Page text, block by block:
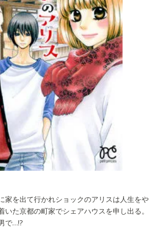
家を出て行かれショックのアリスは人生をや
いた京都の町家でシェアハウスを申し出る。
で…!?